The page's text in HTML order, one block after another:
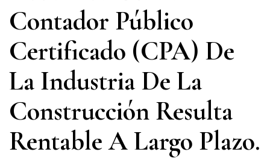
Contador Público
Certificado (CPA) De
La Industria De La
Construcción Resulta
Rentable A Largo Plazo.